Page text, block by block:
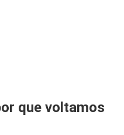
que voltamos